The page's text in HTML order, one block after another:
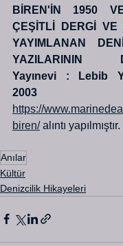
BİREN'İN 1950
ÇEŞİTLİ DERGİ VE
YAYIMLANAN
YAZILARININ
Yayınevi : Lebib
2003
https://
biren/ alıntı yapılmıştır.
Anılar
Kültür
Denizcilik Hikayeleri